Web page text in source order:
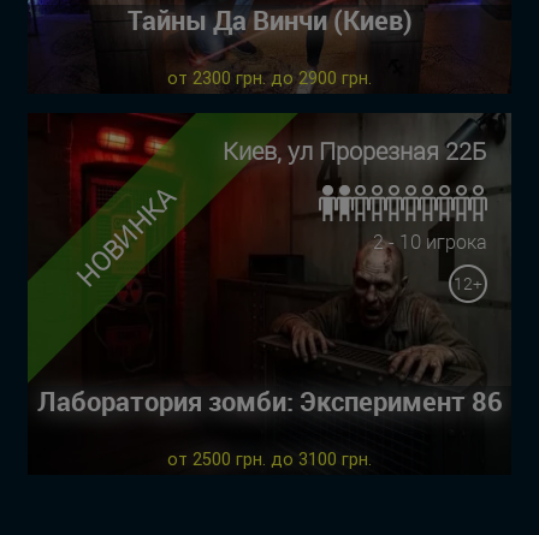
Тайны Да Винчи (Киев)
от 2300 грн. до 2900 грн.
НОВИНКА
Киев, ул Прорезная 22Б
2 - 10 игрока
12+
Лаборатория зомби: Эксперимент 86
от 2500 грн. до 3100 грн.